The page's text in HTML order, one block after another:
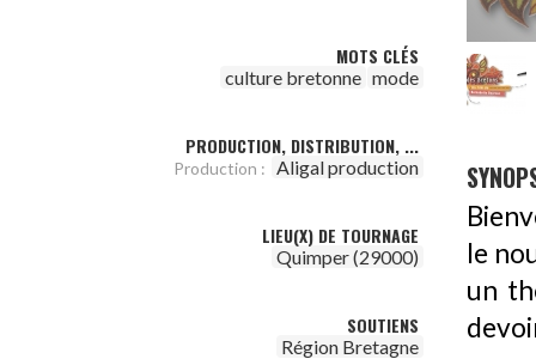
MOTS CLÉS
culture bretonne mode
PRODUCTION, DISTRIBUTION, ...
Production : Aligal production
LIEU(X) DE TOURNAGE
Quimper (29000)
SOUTIENS
Région Bretagne
le
un